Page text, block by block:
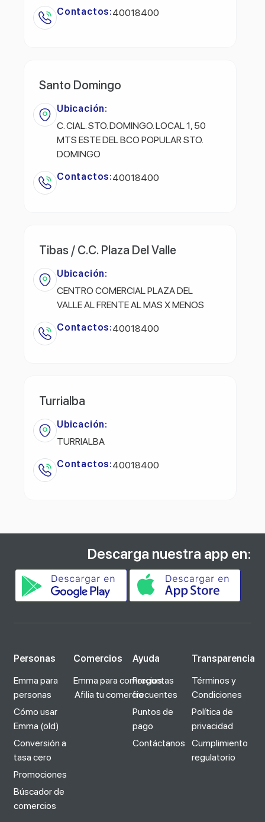
Contactos:40018400
Santo Domingo
Ubicación:
C. CIAL. STO. DOMINGO. LOCAL 1, 50
MTS ESTE DEL BCO POPULAR STO.
DOMINGO
Contactos:40018400
Tibas / C.C. Plaza Del Valle
Ubicación:
CENTRO COMERCIAL PLAZA DEL
VALLE AL FRENTE AL MAS X MENOS
Contactos:40018400
Turrialba
Ubicación:
TURRIALBA
Contactos:40018400
Descarga nuestra app en:
Personas
Emma para
personas
Cómo usar
Emma (old)
Conversión a
tasa cero
Promociones
Búscador de
comercios
Comercios
Emma para comercios
Afilia tu comercio
Ayuda
Preguntas
frecuentes
Puntos de
pago
Contáctanos
Transparencia
Términos y
Condiciones
Política de
privacidad
Cumplimiento
regulatorio